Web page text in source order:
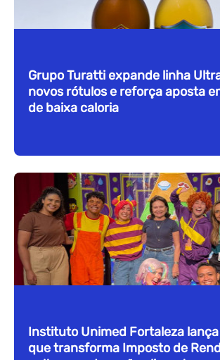
Grupo Turatti expande linha
novos rótulos e reforça aposta
de baixa caloria
Instituto Unimed Fortaleza
que transforma Imposto de